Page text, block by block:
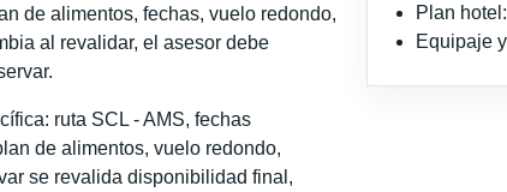
de alimentos, fechas, vuelo redondo,
al revalidar, el asesor debe
ruta SCL - AMS, fechas
de alimentos, vuelo redondo,
se revalida disponibilidad final,
Plan
Equipaje